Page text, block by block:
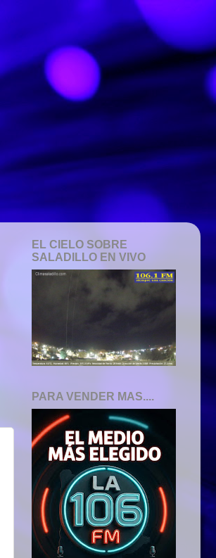
EL CIELO SOBRE
SALADILLO EN VIVO
PARA VENDER MAS....